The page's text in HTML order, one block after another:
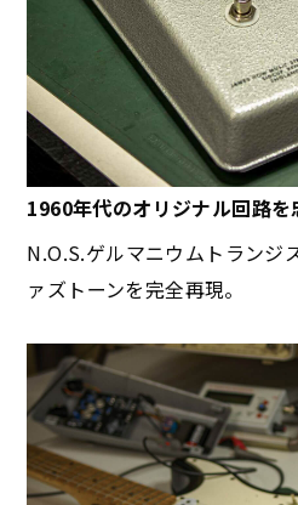
1960年代のオリジナル回路を
N.O.S.ゲルマニウムトランジ
ァズトーンを完全再現。